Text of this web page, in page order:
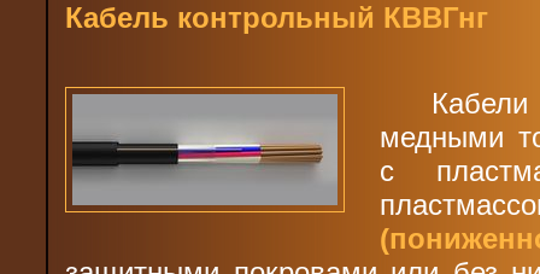
Кабель контрольный КВВГнг
медными
с